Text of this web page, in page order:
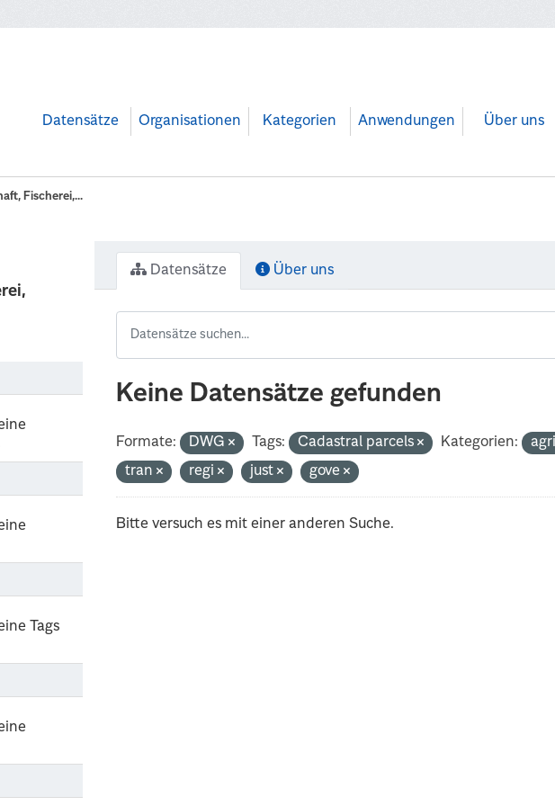
Datensätze Organisationen Kategorien Anwendungen Über uns
Fischerei,...
Tags
Datensätze Über uns
Keine Datensätze gefunden
Formate: DWG Tags: Cadastral parcels Kategorien:
tran
regi just gove
Bitte versuch es mit einer anderen Suche.